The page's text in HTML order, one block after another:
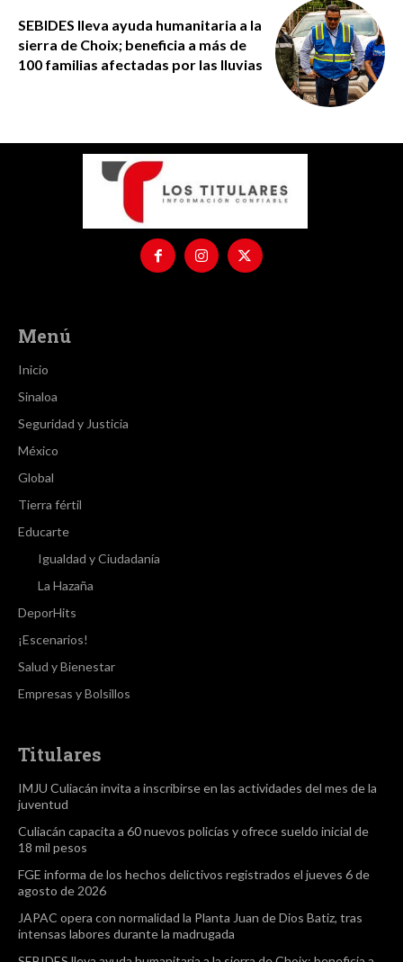
SEBIDES lleva ayuda humanitaria a la
sierra de Choix; beneficia a más de
100 familias afectadas por las lluvias
Menú
Inicio
Sinaloa
Seguridad y Justicia
México
Global
Tierra fértil
Educarte
Igualdad y Ciudadanía
La Hazaña
DeporHits
¡Escenarios!
Salud y Bienestar
Empresas y Bolsillos
Titulares
IMJU Culiacán invita a inscribirse en las actividades del mes de la
juventud
Culiacán capacita a 60 nuevos policías y ofrece sueldo inicial de
18 mil pesos
FGE informa de los hechos delictivos registrados el jueves 6 de
agosto de 2026
JAPAC opera con normalidad la Planta Juan de Dios Batiz, tras
intensas labores durante la madrugada